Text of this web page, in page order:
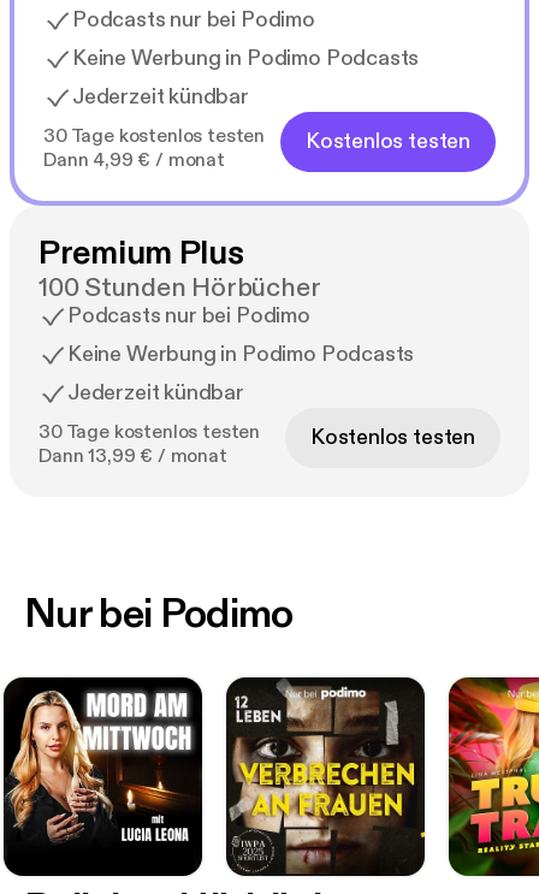
Podcasts nur bei Podimo
Keine Werbung in Podimo Podcasts
Jederzeit kündbar
30 Tage kostenlos testen
Dann 4,99 € / monat
Kostenlos testen
Premium Plus
100 Stunden Hörbücher
Podcasts nur bei Podimo
Keine Werbung in Podimo Podcasts
Jederzeit kündbar
30 Tage kostenlos testen
Dann 13,99 € / monat
Kostenlos testen
Nur bei Podimo